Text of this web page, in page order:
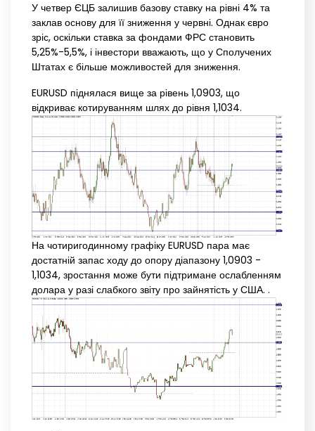
У четвер ЄЦБ залишив базову ставку на рівні 4% та
заклав основу для її зниження у червні. Однак євро
зріс, оскільки ставка за фондами ФРС становить
5,25%-5,5%, і інвестори вважають, що у Сполучених
Штатах є більше можливостей для зниження.
EURUSD піднялася вище за рівень 1,0903, що
відкриває котируванням шлях до рівня 1,1034.
На чотиригодинному графіку EURUSD пара має
достатній запас ходу до опору діапазону 1,0903 -
1,1034, зростання може бути підтримане ослабленням
долара у разі слабкого звіту про зайнятість у США. .